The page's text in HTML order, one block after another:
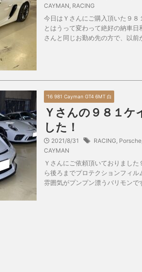
CAYMAN RACING
今日はＹさんにご購入頂いた９
とはうって変わって絶好の納車
さんと同じお勤め先の方で、以前
'16 981 Cayman GT4 6MT 白
Ｙさんの９８１ケ
した！
2021/8/31 RACING Porsche
CAYMAN
Ｙさんにご依頼頂いておりまし
ら後ろまでプロテクションフィ
雰囲気がプンプン漂うバリモン